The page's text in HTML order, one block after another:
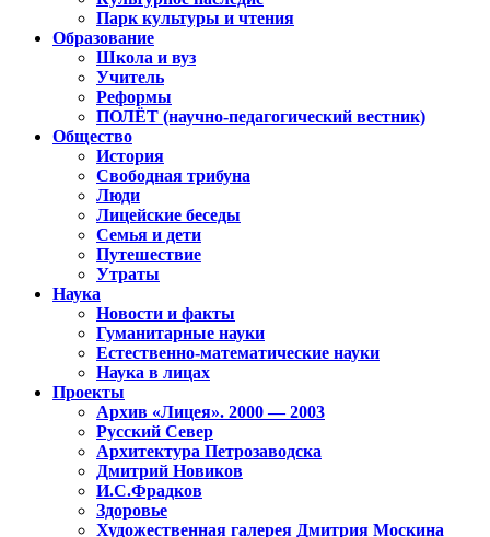
Парк культуры и чтения
Образование
Школа и вуз
Учитель
Реформы
ПОЛЁТ (научно-педагогический вестник)
Общество
История
Свободная трибуна
Люди
Лицейские беседы
Семья и дети
Путешествие
Утраты
Наука
Новости и факты
Гуманитарные науки
Естественно-математические науки
Наука в лицах
Проекты
Архив «Лицея». 2000 — 2003
Русский Север
Архитектура Петрозаводска
Дмитрий Новиков
И.С.Фрадков
Здоровье
Художественная галерея Дмитрия Москина